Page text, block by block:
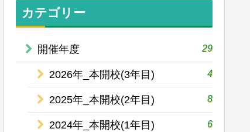
カテゴリー
開催年度 29
2026年_本開校(3年目) 4
2025年_本開校(2年目) 8
2024年_本開校(1年目) 6